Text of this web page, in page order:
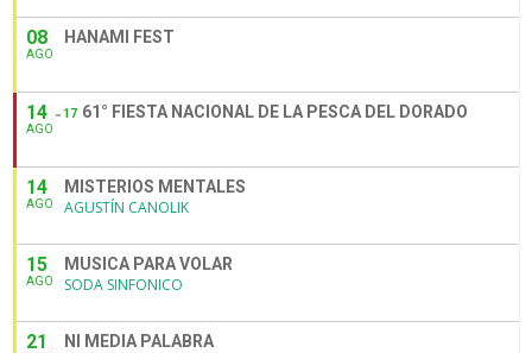
08
AGO
HANAMI FEST
14
AGO
17 61° FIESTA NACIONAL DE LA PESCA DEL DORADO
14
AGO
MISTERIOS MENTALES
AGUSTÍN CANOLIK
15
AGO
MUSICA PARA VOLAR
SODA SINFONICO
21 NI MEDIA PALABRA